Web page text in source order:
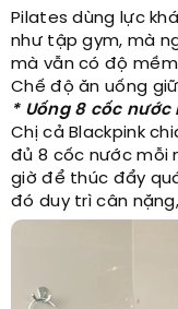
Pilates dùng lực
như tập gym, mà
mà vẫn có độ
Chế độ ăn uống
* Uống 8 cốc
Chị cả Blackpink
đủ 8 cốc nước mỗi
giờ để thúc đẩy
đó duy trì cân